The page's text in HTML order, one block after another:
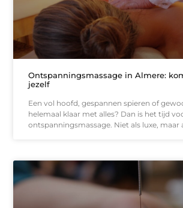
Ontspanningsmassage in Almere:
jezelf
Een vol hoofd, gespannen spieren of
helemaal klaar met alles? Dan is het tijd
ontspanningsmassage. Niet als luxe, maar